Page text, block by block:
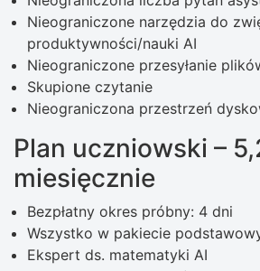
Nieograniczone narzędzia do
produktywności/nauki AI
Nieograniczone przesyłanie
Skupione czytanie
Nieograniczona przestrzeń
Plan uczniowski –
miesięcznie
Bezpłatny okres próbny: 4 dni
Wszystko w pakiecie
Ekspert ds. matematyki AI